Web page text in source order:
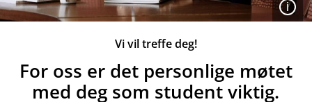
Vi vil treffe deg!
For oss er det personlige møtet
med deg som student viktig.